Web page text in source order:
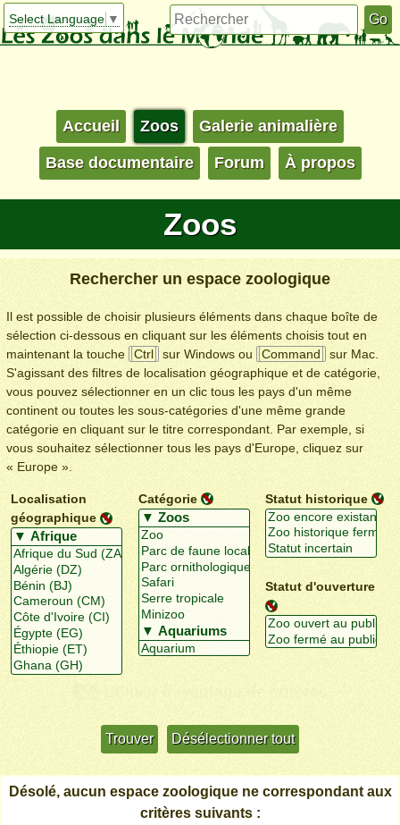
Select Language ▼
Accueil Zoos Galerie animalière
Base documentaire Forum À propos
Zoos
Rechercher un espace zoologique
Il est possible de choisir plusieurs éléments dans chaque boîte de
sélection ci-dessous en cliquant sur les éléments choisis tout en
maintenant la touche
Ctrl sur Windows ou Command
sur Mac.
S'agissant des filtres de localisation géographique et de catégorie,
vous pouvez sélectionner en un clic tous les pays d'un même
continent ou toutes les sous-catégories d'une même grande
catégorie en cliquant sur le titre correspondant. Par exemple, si
vous souhaitez sélectionner tous les pays d'Europe, cliquez sur
« Europe ».
Localisation
géographique
Catégorie Statut historique
Statut d'ouverture
Désolé, aucun espace zoologique ne correspondant aux
critères suivants :